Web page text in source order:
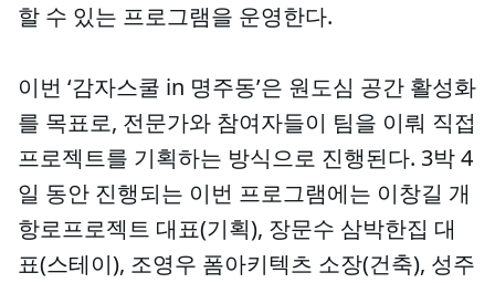
할 수 있는 프로그램을 운영한다.
이번 ‘감자스쿨 in 명주동’은 원도심 공간 활성화
를 목표로, 전문가와 참여자들이 팀을 이뤄 직접
프로젝트를 기획하는 방식으로 진행된다. 3박 4
일 동안 진행되는 이번 프로그램에는 이창길 개
항로프로젝트 대표(기획), 장문수 삼박한집 대
표(스테이), 조영우 폼아키텍츠 소장(건축), 성주